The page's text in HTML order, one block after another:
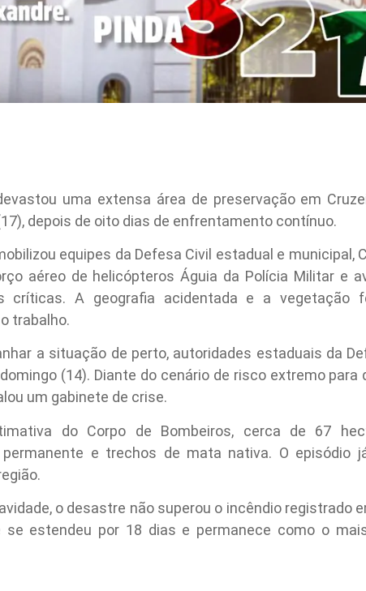
uma extensa área de preservação em
depois de oito dias de enfrentamento contínuo.
equipes da Defesa Civil estadual e municipal,
aéreo de helicópteros Águia da Polícia Militar e
críticas. A geografia acidentada e a vegetação
trabalho.
a situação de perto, autoridades estaduais da
(14). Diante do cenário de risco extremo
um gabinete de crise.
do Corpo de Bombeiros, cerca de 67
permanente e trechos de mata nativa. O episódio
o desastre não superou o incêndio registrado
se estendeu por 18 dias e permanece como o